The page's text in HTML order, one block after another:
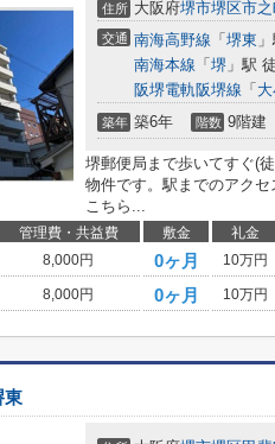
住所 大阪府堺市堺区市
交通 南海高野線 「 堺東
南海本線 「 堺 」駅
阪堺電軌阪堺線 「
築年 築6年 階数 9階建
堺郵便局まで歩いてすぐ(
物件です。駅までのアクセ
こちら...
管理費・共益費 敷金 礼金
8,000円 0ヶ月 10万円
8,000円 0ヶ月 10万円
東